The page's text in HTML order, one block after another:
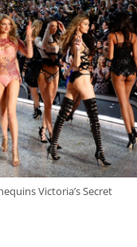
Victoria’s Secret